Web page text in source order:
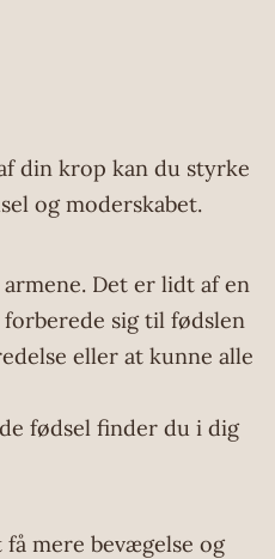
din krop kan du styrke
og moderskabet.
Det er lidt af en
sig til fødslen
eller at kunne alle
fødsel finder du i dig
mere bevægelse og